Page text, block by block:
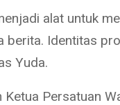
alat untuk
berita. Identitas
Yuda.
Persatuan